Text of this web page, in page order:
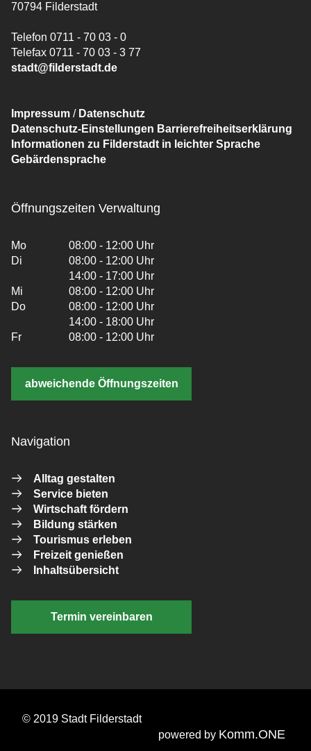
70794 Filderstadt
Telefon 0711 - 70 03 - 0
Telefax 0711 - 70 03 - 3 77
stadt@filderstadt.de
Impressum / Datenschutz
Datenschutz-Einstellungen Barrierefreiheitserklärung
Informationen zu Filderstadt in leichter Sprache
Gebärdensprache
Öffnungszeiten Verwaltung
Mo
08:00 - 12:00 Uhr
Di
08:00 - 12:00 Uhr
14:00 - 17:00 Uhr
Mi
08:00 - 12:00 Uhr
Do
08:00 - 12:00 Uhr
14:00 - 18:00 Uhr
Fr
08:00 - 12:00 Uhr
abweichende Öffnungszeiten
Navigation
Alltag gestalten
Service bieten
Wirtschaft fördern
Bildung stärken
Tourismus erleben
Freizeit genießen
Inhaltsübersicht
Termin vereinbaren
© 2019 Stadt Filderstadt
powered by Komm.ONE